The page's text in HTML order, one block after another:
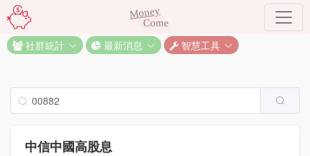
Money
Come
社群統計 最新消息 智慧工具
中信中國高股息